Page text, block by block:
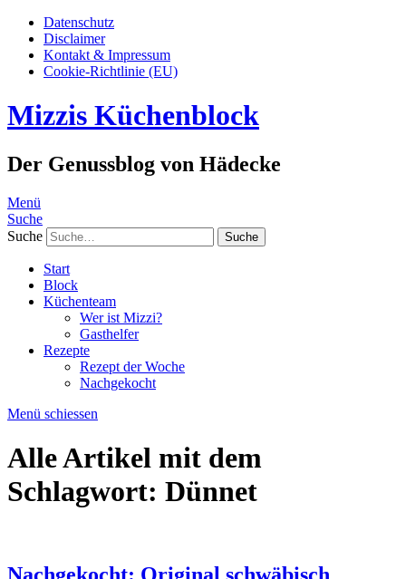
Datenschutz
Disclaimer
Kontakt & Impressum
Cookie-Richtlinie (EU)
Mizzis Küchenblock
Der Genussblog von Hädecke
Menü
Suche
Suche
Start
Block
Küchenteam
Wer ist Mizzi?
Gasthelfer
Rezepte
Rezept der Woche
Nachgekocht
Menü schiessen
Alle Artikel mit dem
Schlagwort: Dünnet
Nachgekocht: Original schwäbisch